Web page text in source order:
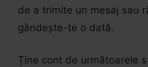
de a trimite un mesaj sau
gândește-te o dată.
Ține cont de următoarele